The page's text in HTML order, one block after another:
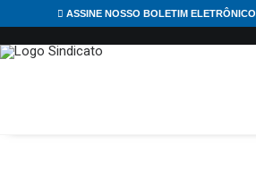
ASSINE NOSSO BOLETIM ELETRÔNICO